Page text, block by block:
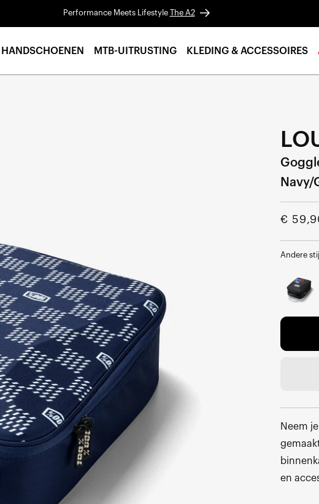
Performance Meets Lifestyle The A2
HANDSCHOENEN MTB-UITRUSTING KLEDING & ACCESSOIRES
Navy/
€
Andere
Neem
en